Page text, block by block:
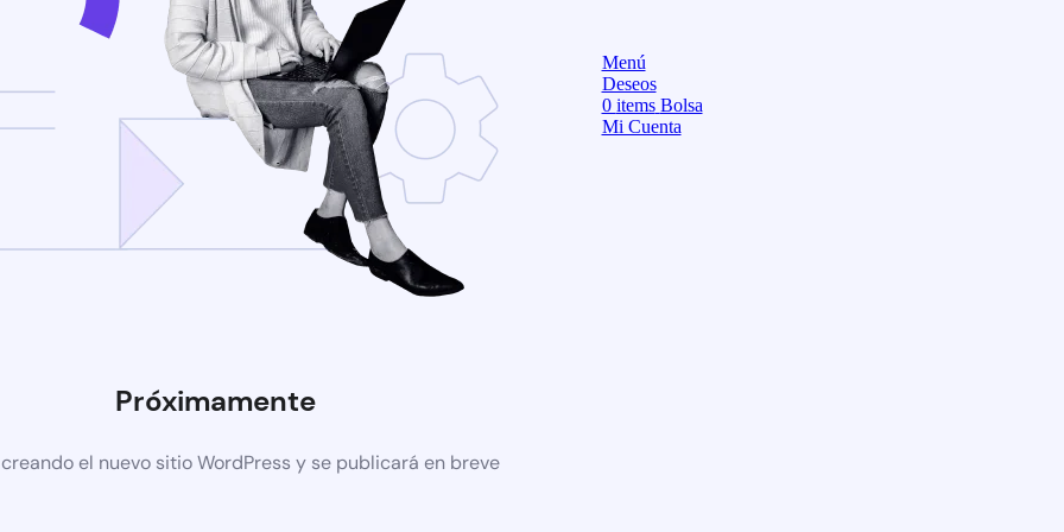
Próximamente
el nuevo sitio WordPress y se publicará en breve
Menú
Deseos
0 items Bolsa
Mi Cuenta